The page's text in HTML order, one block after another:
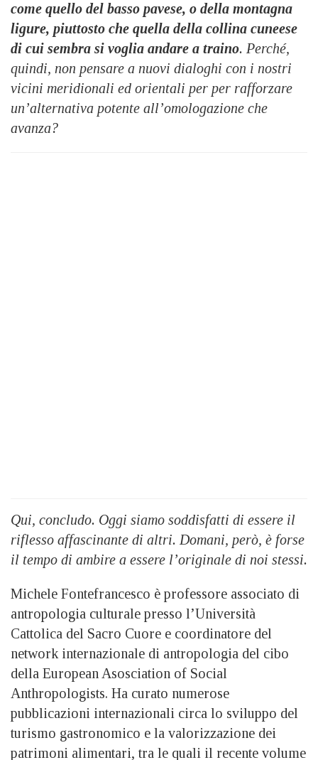
come quello del basso pavese, o della montagna
ligure, piuttosto che quella della collina cuneese
di cui sembra si voglia andare a traino. Perché,
quindi, non pensare a nuovi dialoghi con i nostri
vicini meridionali ed orientali per per rafforzare
un’alternativa potente all’omologazione che
avanza?
Qui, concludo. Oggi siamo soddisfatti di essere il
riflesso affascinante di altri. Domani, però, è forse
il tempo di ambire a essere l’originale di noi stessi.
Michele Fontefrancesco è professore associato di
antropologia culturale presso l’Università
Cattolica del Sacro Cuore e coordinatore del
network internazionale di antropologia del cibo
della European Asosciation of Social
Anthropologists. Ha curato numerose
pubblicazioni internazionali circa lo sviluppo del
turismo gastronomico e la valorizzazione dei
patrimoni alimentari, tra le quali il recente volume